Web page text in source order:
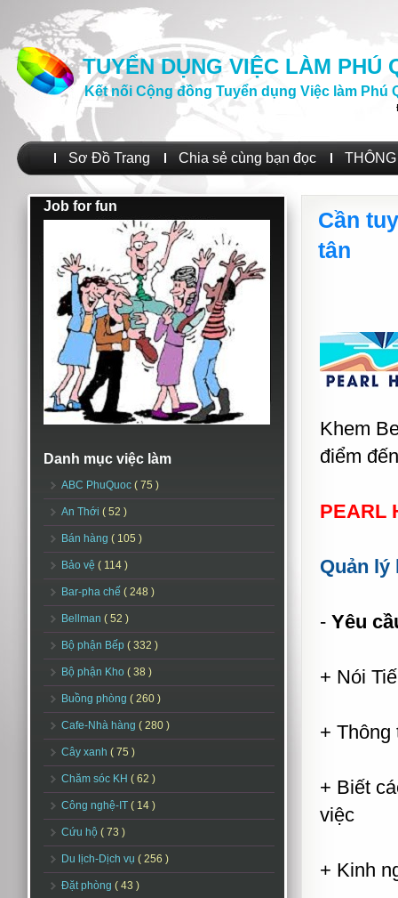
TUYỂN DỤNG VIỆC LÀM PHÚ
Kết nối Cộng đồng Tuyển dụng Việc làm Phú
Sơ Đồ Trang Chia sẻ cùng bạn đọc
Job for fun
Danh mục việc làm
ABC PhuQuoc ( 75 )
An Thới ( 52 )
Bán hàng ( 105 )
Bảo vệ ( 114 )
Bar-pha chế ( 248 )
Bellman ( 52 )
Bộ phận Bếp ( 332 )
Bộ phận Kho ( 38 )
Buồng phòng ( 260 )
Cafe-Nhà hàng ( 280 )
Cây xanh ( 75 )
Chăm sóc KH ( 62 )
Công nghệ-IT ( 14 )
Cứu hộ ( 73 )
Du lịch-Dịch vụ ( 256 )
Đặt phòng ( 43 )
Cần
tân
Khem
điểm
PEARL
Quản lý
-Yêu
+ Nói
+ Thông
+ Biết
việc
+ Kinh